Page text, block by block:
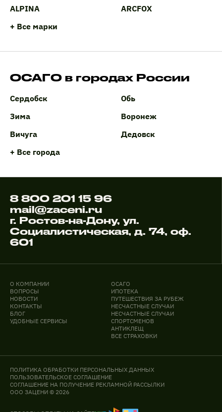
ALPINA
ARCFOX
+ Все марки
ОСАГО в городах России
Сердобск
Обь
Зима
Воронеж
Вичуга
Дедовск
+ Все города
8 800 201 15 96
mail@zaceni.ru
г. Ростов-на-Дону, ул.
Социалистическая, д. 74, оф.
601
О КОМПАНИИ
ВОПРОСЫ
НОВОСТИ
КОНТАКТЫ
БЛОГ
УДОБНЫЕ СЕРВИСЫ
ОСАГО
ИПОТЕКА
ПУТЕШЕСТВИЯ ЗА РУБЕЖ
НЕСЧАСТНЫЕ СЛУЧАИ
НЕСЧАСТНЫЕ СЛУЧАИ
СПОРТСМЕНОВ
АНТИКЛЕЩ
ВСЕ СТРАХОВКИ
ПОЛИТИКА ОБРАБОТКИ ПЕРСОНАЛЬНЫХ ДАННЫХ
ПОЛЬЗОВАТЕЛЬСКОЕ СОГЛАШЕНИЕ
СОГЛАШЕНИЕ НА ПОЛУЧЕНИЕ РЕКЛАМНОЙ РАССЫЛКИ
ООО ЗАЦЕНИ © 2026